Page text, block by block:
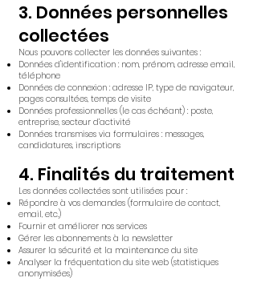
3. Données personnelles
collectées
Nous pouvons collecter les données suivantes :
Données d'identification : nom, prénom, adresse email,
téléphone
Données de connexion : adresse IP, type de navigateur,
pages consultées, temps de visite
Données professionnelles (le cas échéant) : poste,
entreprise, secteur d’activité
Données transmises via formulaires : messages,
candidatures, inscriptions
4. Finalités du traitement
Les données collectées sont utilisées pour :
Répondre à vos demandes (formulaire de contact,
email, etc.)
Fournir et améliorer nos services
Gérer les abonnements à la newsletter
Assurer la sécurité et la maintenance du site
Analyser la fréquentation du site web (statistiques
anonymisées)